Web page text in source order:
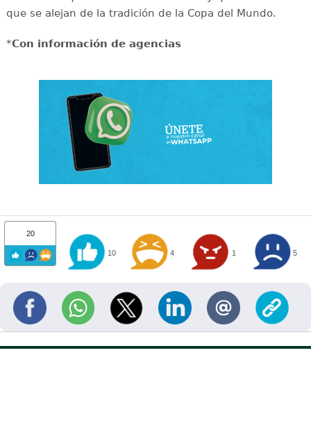
que se alejan de la tradición de la Copa del Mundo.
*Con información de agencias
20
10 4 1 5